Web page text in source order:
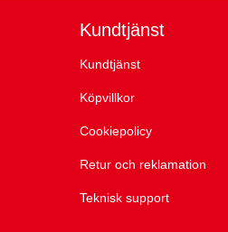
Kundtjänst
Kundtjänst
Köpvillkor
Cookiepolicy
Retur och reklamation
Teknisk support